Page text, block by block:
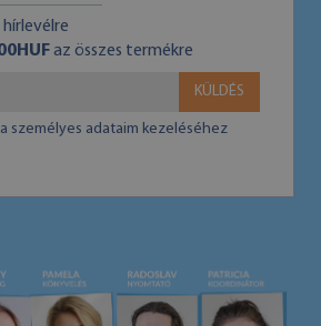
az összes termékre
KÜLDÉS
személyes adataim kezeléséhez